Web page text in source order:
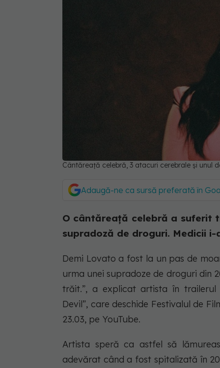
Cântăreață celebră, 3 atacuri cerebrale și unul
Adaugă-ne ca sursă preferată în
O cântăreață celebră a suferit
supradoză de droguri. Medicii
Demi Lovato a fost la un pas de
urma unei supradoze de droguri din
trăit.”, a explicat artista în trailerul
Devil”, care deschide Festivalul de
23.03, pe YouTube.
Artista speră ca astfel să
adevărat când a fost spitalizată în